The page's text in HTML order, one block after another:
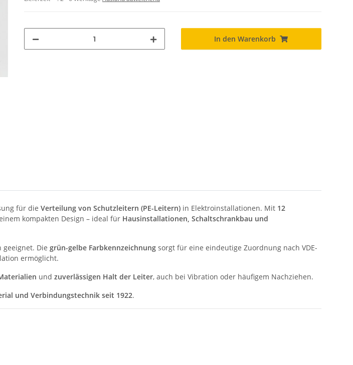
In den Warenkorb
für die Verteilung von Schutzleitern (PE-Leitern) in Elektroinstallationen. Mit 12
kompakten Design – ideal für Hausinstallationen, Schaltschrankbau und
Die grün-gelbe Farbkennzeichnung sorgt für eine eindeutige Zuordnung nach VDE-
ermöglicht.
und zuverlässigen Halt der Leiter, auch bei Vibration oder häufigem Nachziehen.
und Verbindungstechnik seit 1922.